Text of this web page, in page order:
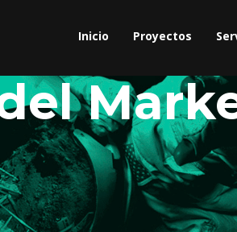
Inicio Proyectos